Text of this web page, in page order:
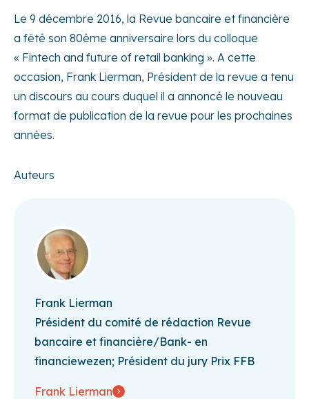
Le 9 décembre 2016, la Revue bancaire et financière
a fêté son 80ème anniversaire lors du colloque
« Fintech and future of retail banking ». A cette
occasion, Frank Lierman, Président de la revue a tenu
un discours au cours duquel il a annoncé le nouveau
format de publication de la revue pour les prochaines
années.
Auteurs
Frank Lierman
Président du comité de rédaction Revue
bancaire et financière/Bank- en
financiewezen; Président du jury Prix FFB
Frank Lierman